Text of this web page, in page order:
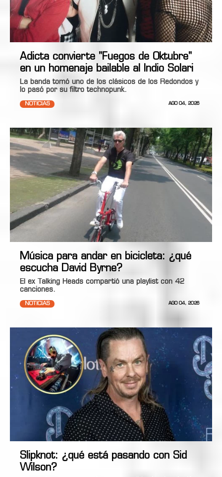
Adicta convierte "Fuegos de Oktubre"
en un homenaje bailable al Indio Solari
La banda tomó uno de los clásicos de los Redondos y
lo pasó por su filtro technopunk.
NOTICIAS AGO 04, 2026
Música para andar en bicicleta: ¿qué
escucha David Byrne?
El ex Talking Heads compartió una playlist con 42
canciones.
NOTICIAS AGO 04, 2026
Slipknot: ¿qué está pasando con Sid
Wilson?